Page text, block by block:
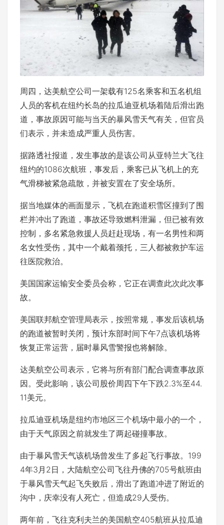
周四，达美航空公司一架载有125名乘客和五名机组
人员的客机在纽约长岛的拉瓜迪亚机场着陆后滑出跑
道，事故原因可能与当天的暴风雪天气有关，但官员
们表示，并未造成严重人员伤害。
据路透社报道，发生事故的是该公司从亚特兰大飞往
纽约的1086次航班，事发后，乘客已从飞机上的充
气滑梯被紧急疏散，并被安置在了安全场所。
据当地媒体的画面显示，飞机在跑道积雪区撞到了围
栏并冲出了跑道，事故还导致燃料泄漏，但已被有效
控制，多名紧急救援人员赶赴现场，有一名男性和两
名女性受伤，其中一个戴着颈托，三人都被救护车运
往医院救治。
美国国家运输安全委员会称，它正在调查此次此次事
故。
美国联邦航空管理局表示，按照常规，事发后该机场
的跑道被暂时关闭，预计东部时间下午7点该机场将
恢复正常运营，届时暴风雪警报也将解除。
达美航空公司表示，它将与所有部门配合调查事故原
因。受此影响，该公司股价周四下午下跌2.3%至44.
11美元。
拉瓜迪亚机场是纽约市地区三个机场中最小的一个，
由于天气原因之前就发生了两起碰撞事故。
由于暴风雪天气该机场曾发生了多起飞行事故。199
4年3月2日，大陆航空公司飞往丹佛的705号航班由
于暴风雪天气起飞失败后，滑出了跑道冲进了附近的
沟中，庆幸没有人死亡，但造成29人受伤。
两年前，飞往克利夫兰的美国航空405航班从拉瓜迪